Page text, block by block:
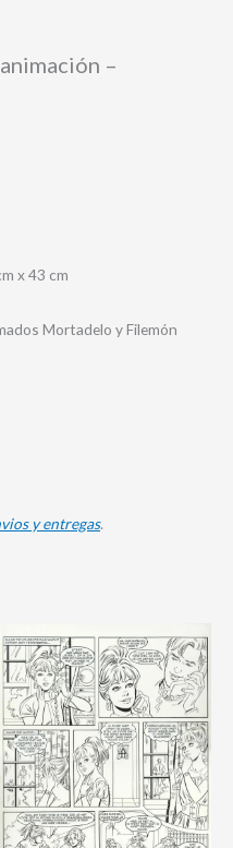
–
x 43 cm
Mortadelo y Filemón
y entregas.